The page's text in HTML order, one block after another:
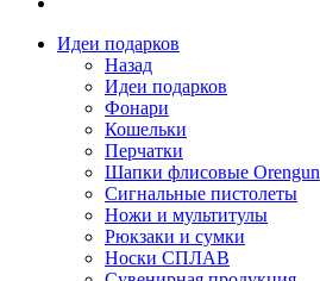
Идеи подарков
Назад
Идеи подарков
Фонари
Кошельки
Перчатки
Шапки флисовые Orengun
Сигнальные пистолеты
Ножи и мультитулы
Рюкзаки и сумки
Носки СПЛАВ